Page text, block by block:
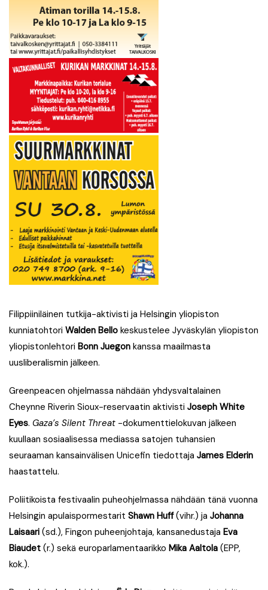
Filippiiniläinen tutkija-aktivisti ja Helsingin yliopiston
kunniatohtori Walden Bello keskustelee Jyväskylän yliopiston
yliopistonlehtori Bonn Juegon kanssa maailmasta
uusliberalismin jälkeen.
Greenpeacen ohjelmassa nähdään yhdysvaltalainen
Cheynne Riverin Sioux-reservaatin aktivisti Joseph White
Eyes. Gaza’s Silent Threat -dokumenttielokuvan jälkeen
kuullaan sosiaalisessa mediassa satojen tuhansien
seuraaman kansainvälisen Unicefin tiedottaja James Elderin
haastattelu.
Poliitikoista festivaalin puheohjelmassa nähdään tänä vuonna
Helsingin apulaispormestarit Shawn Huff(vihr.) ja Johanna
Laisaari (sd.), Fingon puheenjohtaja, kansanedustaja Eva
Biaudet (r.) sekä europarlamentaarikko Mika Aaltola (EPP,
kok.).